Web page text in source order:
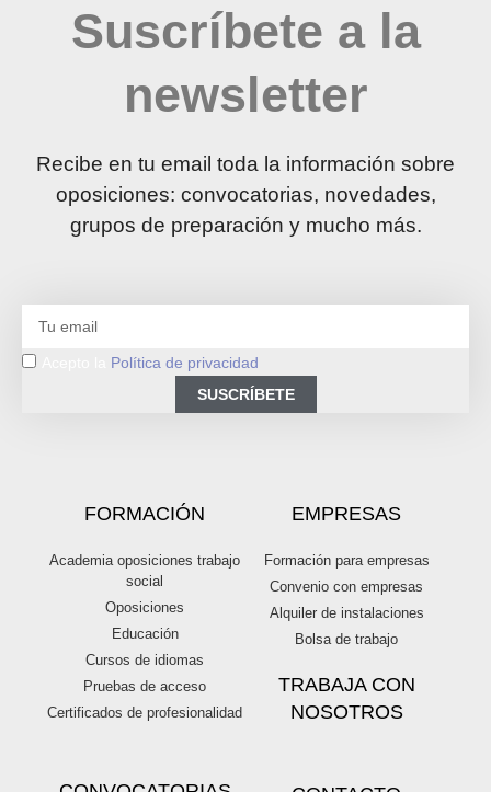
Suscríbete a la
newsletter
Recibe en tu email toda la información sobre
oposiciones: convocatorias, novedades,
grupos de preparación y mucho más.
Política de privacidad
SUSCRÍBETE
FORMACIÓN
Academia oposiciones trabajo
social
Oposiciones
Educación
Cursos de idiomas
Pruebas de acceso
Certificados de profesionalidad
EMPRESAS
Formación para empresas
Convenio con empresas
Alquiler de instalaciones
Bolsa de trabajo
TRABAJA CON
NOSOTROS